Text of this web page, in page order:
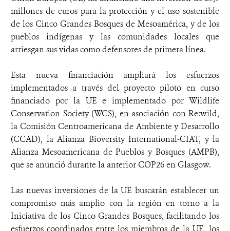
millones de euros para la protección y el uso sostenible
de los Cinco Grandes Bosques de Mesoamérica, y de los
pueblos indígenas y las comunidades locales que
arriesgan sus vidas como defensores de primera línea.
Esta nueva financiación ampliará los esfuerzos
implementados a través del proyecto piloto en curso
financiado por la UE e implementado por Wildlife
Conservation Society (WCS), en asociación con Re:wild,
la Comisión Centroamericana de Ambiente y Desarrollo
(CCAD), la Alianza Bioversity International-CIAT, y la
Alianza Mesoamericana de Pueblos y Bosques (AMPB),
que se anunció durante la anterior COP26 en Glasgow.
Las nuevas inversiones de la UE buscarán establecer un
compromiso más amplio con la región en torno a la
Iniciativa de los Cinco Grandes Bosques, facilitando los
esfuerzos coordinados entre los miembros de la UE, los